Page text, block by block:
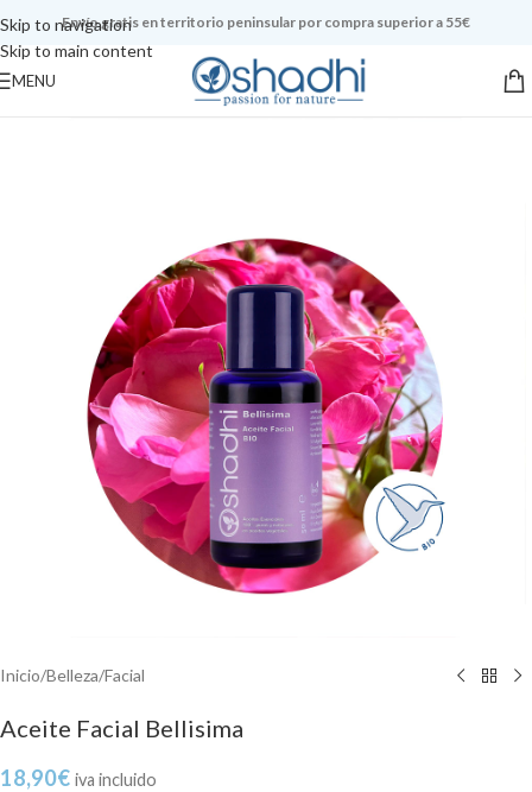
Skip to navigation
Skip to main content
Envío gratis en territorio peninsular por compra superior a 55€
MENU
Inicio/Belleza/Facial
Aceite Facial Bellisima
18,90€ iva incluido